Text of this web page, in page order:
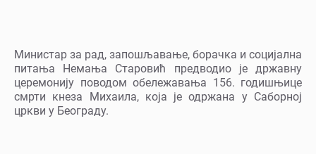
Министар за рад, запошљавање, борачка и социјална
питања Немања Старовић предводио је државну
церемонију поводом обележавања 156. годишњице
смрти кнеза Михаила, која је одржана у Саборној
цркви у Београду.